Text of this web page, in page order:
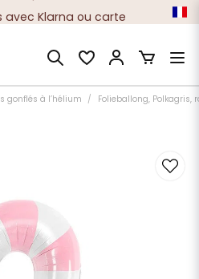
avec Klarna ou carte
de clients satisfaits
gonflés à l’hélium Folieballong, Polkagris,